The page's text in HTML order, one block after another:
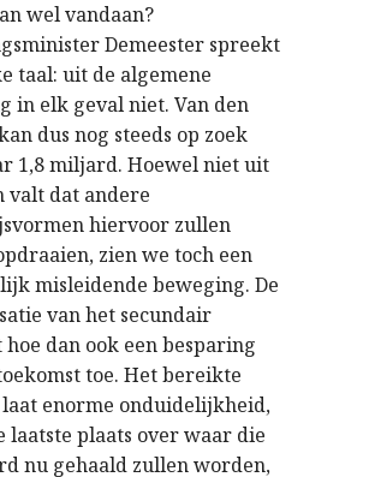
wel vandaan?
Demeester spreekt
taal: uit de algemene
in elk geval niet. Van den
dus nog steeds op zoek
1,8 miljard. Hoewel niet uit
valt dat andere
hiervoor zullen
zien we toch een
misleidende beweging. De
van het secundair
dan ook een besparing
toe. Het bereikte
enorme onduidelijkheid,
laatste plaats over waar die
nu gehaald zullen worden,